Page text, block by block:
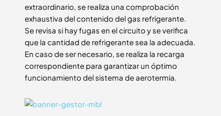
extraordinario, se realiza una comprobación
exhaustiva del contenido del gas refrigerante.
Se revisa si hay fugas en el circuito y se verifica
que la cantidad de refrigerante sea la adecuada.
En caso de ser necesario, se realiza la recarga
correspondiente para garantizar un óptimo
funcionamiento del sistema de aerotermia.